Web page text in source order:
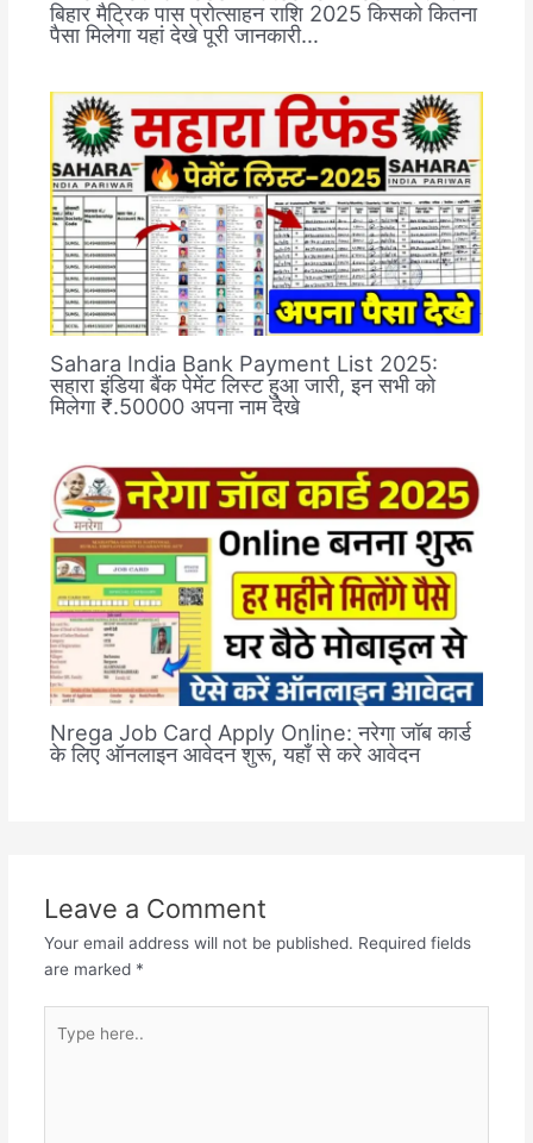
बिहार मैट्रिक पास प्रोत्साहन राशि 2025 किसको कितना
पैसा मिलेगा यहां देखे पूरी जानकारी…
Sahara India Bank Payment List 2025:
सहारा इंडिया बैंक पेमेंट लिस्ट हुआ जारी, इन सभी को
मिलेगा ₹.50000 अपना नाम देखे
Nrega Job Card Apply Online: नरेगा जॉब कार्ड
के लिए ऑनलाइन आवेदन शुरू, यहाँ से करे आवेदन
Leave a Comment
Your email address will not be published. Required fields
are marked *
here..